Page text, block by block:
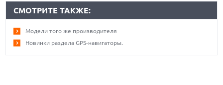
СМОТРИТЕ ТАКЖЕ:
Модели того же производителя
Новинки раздела GPS-навигаторы.